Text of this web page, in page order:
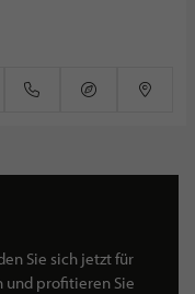
Sie sich jetzt für
und profitieren Sie